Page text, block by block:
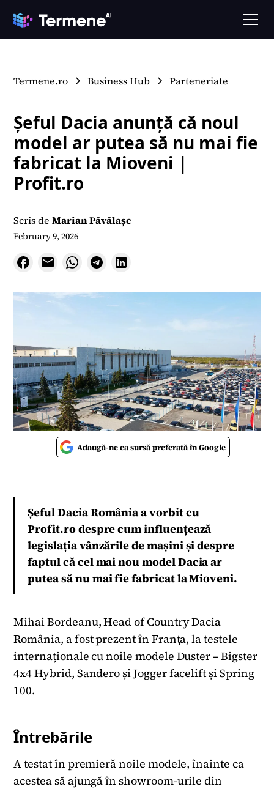
Termene.ro Business Hub Parteneriate
Șeful Dacia anunță că noul
model ar putea să nu mai fie
fabricat la Mioveni |
Profit.ro
Scris de Marian Păvălașc
February 9, 2026
Adaugă-ne ca sursă preferată în Google
Șeful Dacia România a vorbit cu
Profit.ro despre cum influențează
legislația vânzările de mașini și despre
faptul că cel mai nou model Dacia ar
putea să nu mai fie fabricat la Mioveni.
Mihai Bordeanu, Head of Country Dacia
România, a fost prezent în Franța, la testele
internaționale cu noile modele Duster – Bigster
4x4 Hybrid, Sandero și Jogger facelift și Spring
100.
Întrebările
A testat în premieră noile modele, înainte ca
acestea să ajungă în showroom-urile din